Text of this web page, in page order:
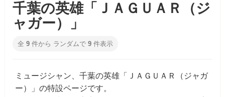
千葉の英雄「ＪＡＧＵＡＲ（ジ
ャガー）」
全 9 件から ランダムで 9 件表示
ミュージシャン、千葉の英雄「ＪＡＧＵＡＲ（ジャガ
ー）」の特設ページです。